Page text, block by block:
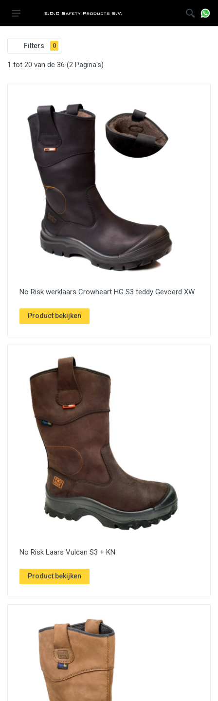
Filters 0
1 tot 20 van de 36 (2 Pagina's)
No Risk werklaars Crowheart HG S3 teddy Gevoerd XW
Product bekijken
No Risk Laars Vulcan S3 + KN
Product bekijken